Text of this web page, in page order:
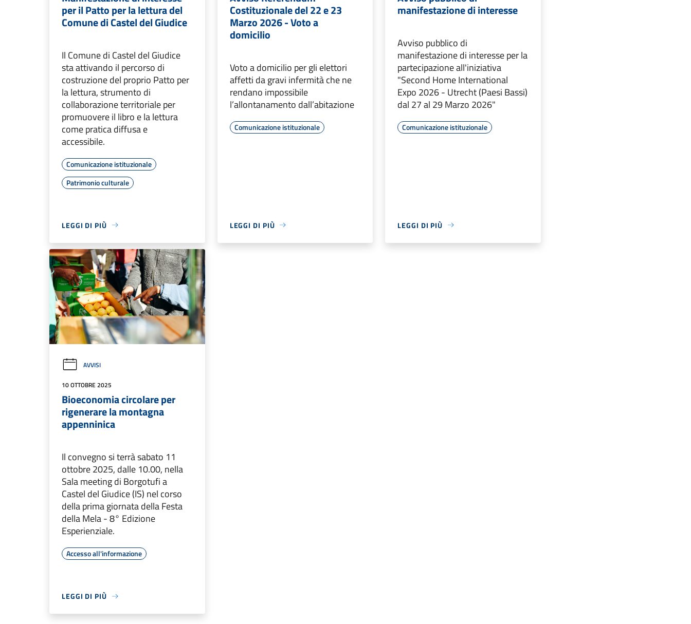
per il Patto per la lettura del
Comune di Castel del Giudice
Il Comune di Castel del Giudice
sta attivando il percorso di
costruzione del proprio Patto per
la lettura, strumento di
collaborazione territoriale per
promuovere il libro e la lettura
come pratica diffusa e
accessibile.
Comunicazione istituzionale
Patrimonio culturale
LEGGI DI PIÙ
Costituzionale del 22 e 23
Marzo 2026 - Voto a
domicilio
Voto a domicilio per gli elettori
affetti da gravi infermità che ne
rendano impossibile
l’allontanamento dall’abitazione
Comunicazione istituzionale
LEGGI DI PIÙ
manifestazione di interesse
Avviso pubblico di
manifestazione di interesse per la
partecipazione all'iniziativa
"Second Home International
Expo 2026 - Utrecht (Paesi Bassi)
dal 27 al 29 Marzo 2026"
Comunicazione istituzionale
LEGGI DI PIÙ
AVVISI
10 OTTOBRE 2025
Bioeconomia circolare per
rigenerare la montagna
appenninica
Il convegno si terrà sabato 11
ottobre 2025, dalle 10.00, nella
Sala meeting di Borgotufi a
Castel del Giudice (IS) nel corso
della prima giornata della Festa
della Mela - 8° Edizione
Esperienziale.
Accesso all'informazione
LEGGI DI PIÙ